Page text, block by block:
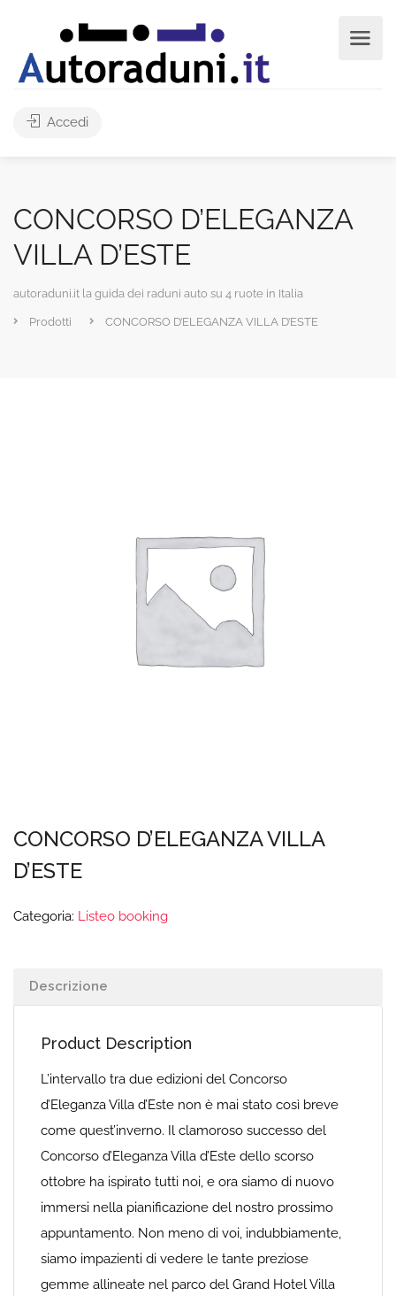
Accedi
CONCORSO D’ELEGANZA
VILLA D’ESTE
autoraduni.it la guida dei raduni auto su 4 ruote in Italia
Prodotti CONCORSO D’ELEGANZA VILLA D’ESTE
CONCORSO D’ELEGANZA VILLA
D’ESTE
Categoria: Listeo booking
Descrizione
Product Description
L’intervallo tra due edizioni del Concorso
d’Eleganza Villa d’Este non è mai stato così breve
come quest’inverno. Il clamoroso successo del
Concorso d’Eleganza Villa d’Este dello scorso
ottobre ha ispirato tutti noi, e ora siamo di nuovo
immersi nella pianificazione del nostro prossimo
appuntamento. Non meno di voi, indubbiamente,
siamo impazienti di vedere le tante preziose
gemme allineate nel parco del Grand Hotel Villa